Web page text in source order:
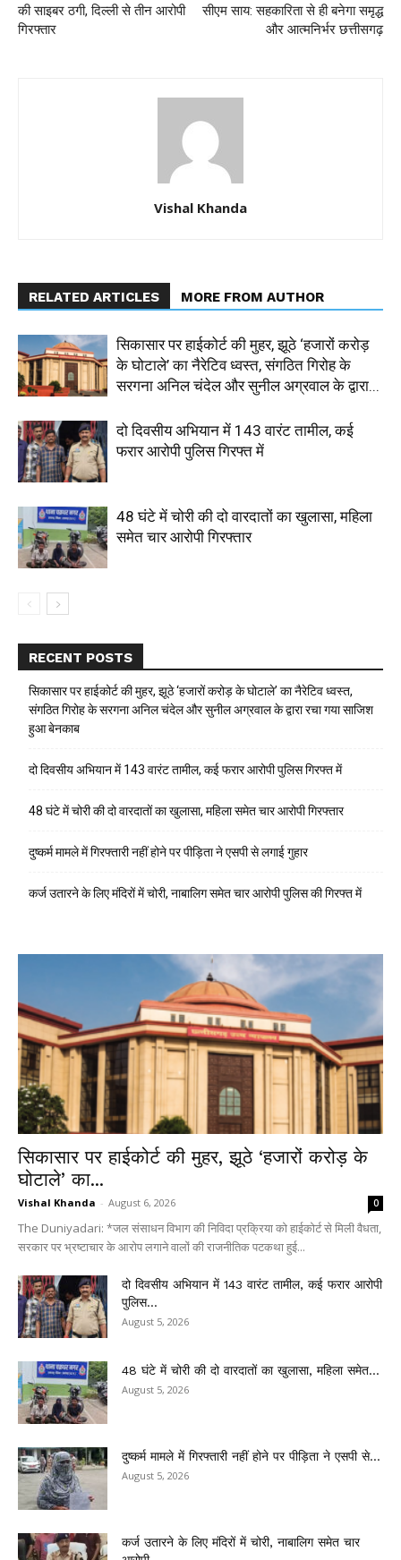
की साइबर ठगी, दिल्ली से तीन आरोपी
गिरफ्तार
सीएम साय: सहकारिता से ही बनेगा समृद्ध
और आत्मनिर्भर छत्तीसगढ़
Vishal Khanda
RELATED ARTICLES MORE FROM AUTHOR
सिकासार पर हाईकोर्ट की मुहर, झूठे ‘हजारों करोड़
के घोटाले’ का नैरेटिव ध्वस्त, संगठित गिरोह के
सरगना अनिल चंदेल और सुनील अग्रवाल के द्वारा...
दो दिवसीय अभियान में 143 वारंट तामील, कई
फरार आरोपी पुलिस गिरफ्त में
48 घंटे में चोरी की दो वारदातों का खुलासा, महिला
समेत चार आरोपी गिरफ्तार
RECENT POSTS
सिकासार पर हाईकोर्ट की मुहर, झूठे ‘हजारों करोड़ के घोटाले’ का नैरेटिव ध्वस्त,
संगठित गिरोह के सरगना अनिल चंदेल और सुनील अग्रवाल के द्वारा रचा गया साजिश
हुआ बेनकाब
दो दिवसीय अभियान में 143 वारंट तामील, कई फरार आरोपी पुलिस गिरफ्त में
48 घंटे में चोरी की दो वारदातों का खुलासा, महिला समेत चार आरोपी गिरफ्तार
दुष्कर्म मामले में गिरफ्तारी नहीं होने पर पीड़िता ने एसपी से लगाई गुहार
कर्ज उतारने के लिए मंदिरों में चोरी, नाबालिग समेत चार आरोपी पुलिस की गिरफ्त में
सिकासार पर हाईकोर्ट की मुहर, झूठे ‘हजारों करोड़ के
घोटाले’ का...
Vishal Khanda - August 6, 2026 0
The Duniyadari: *जल संसाधन विभाग की निविदा प्रक्रिया को हाईकोर्ट से मिली वैधता,
सरकार पर भ्रष्टाचार के आरोप लगाने वालों की राजनीतिक पटकथा हुई...
दो दिवसीय अभियान में 143 वारंट तामील, कई फरार आरोपी
पुलिस...
August 5, 2026
48 घंटे में चोरी की दो वारदातों का खुलासा, महिला समेत...
August 5, 2026
दुष्कर्म मामले में गिरफ्तारी नहीं होने पर पीड़िता ने एसपी से...
August 5, 2026
कर्ज उतारने के लिए मंदिरों में चोरी, नाबालिग समेत चार